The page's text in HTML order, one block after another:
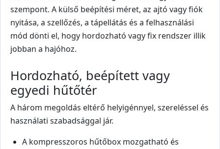
szempont. A külső beépítési méret, az ajtó vagy fiók
nyitása, a szellőzés, a tápellátás és a felhasználási
mód dönti el, hogy hordozható vagy fix rendszer illik
jobban a hajóhoz.
Hordozható, beépített vagy
egyedi hűtőtér
A három megoldás eltérő helyigénnyel, szereléssel és
használati szabadsággal jár.
A kompresszoros hűtőbox mozgatható és